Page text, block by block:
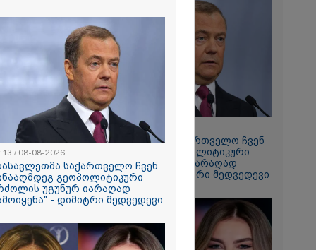
1764.80
17:13 / 08-08-2026
"დასავლეთმა საქართველო ჩვენ
წინააღმდეგ გეოპოლიტიკური
ბრძოლის უგუნურ იარაღად
გამოიყენა" - დიმიტრი მედვედევი
/ 08-08-2026
საქართველო ჩვენ
გეოპოლიტიკური
უგუნურ იარაღად
- დიმიტრი მედვედევი